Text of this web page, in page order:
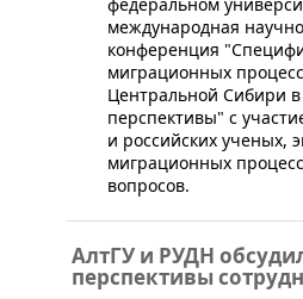
международная
конференция
миграционных
Центральной Сибири в
перспективы" с
и российских ученых,
миграционных
вопросов.
АлтГУ и РУДН
перспективы